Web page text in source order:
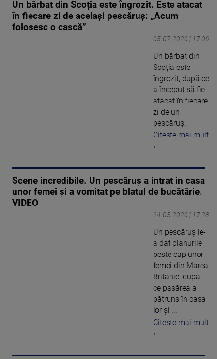
Un bărbat din Scoția este îngrozit. Este atacat
în fiecare zi de același pescăruș: „Acum
folosesc o cască”
05-07-2020 | 17:06
Un bărbat din
Scoția este
îngrozit, după ce
a început să fie
atacat în fiecare
zi de un
pescăruș.
Citeste mai mult
›
Scene incredibile. Un pescăruș a intrat in casa
unor femei și a vomitat pe blatul de bucătărie.
VIDEO
24-05-2020 | 17:28
Un pescăruș le-
a dat planurile
peste cap unor
femei din Marea
Britanie, după
ce pasărea a
pătruns în casa
lor și ...
Citeste mai mult
›